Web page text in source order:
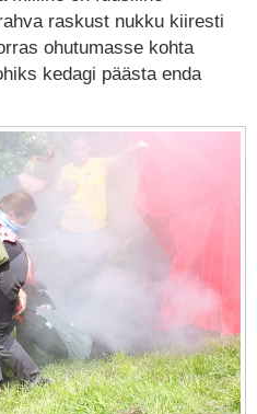
raskust nukku kiiresti
ohutumasse kohta
kedagi päästa enda